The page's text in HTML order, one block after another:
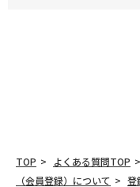
TOP よくある質問TOP
（会員登録）について
登